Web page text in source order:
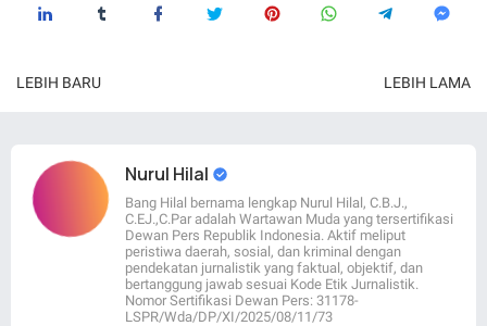
LEBIH BARU LEBIH LAMA
Nurul Hilal
Bang Hilal bernama lengkap Nurul Hilal, C.B.J.,
C.EJ.,C.Par adalah Wartawan Muda yang tersertifikasi
Dewan Pers Republik Indonesia. Aktif meliput
peristiwa daerah, sosial, dan kriminal dengan
pendekatan jurnalistik yang faktual, objektif, dan
bertanggung jawab sesuai Kode Etik Jurnalistik.
Nomor Sertifikasi Dewan Pers: 31178-
LSPR/Wda/DP/XI/2025/08/11/73